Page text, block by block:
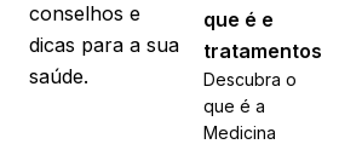
conselhos e
dicas para a sua
saúde.
que é e
tratamentos
Descubra o
que é a
Medicina